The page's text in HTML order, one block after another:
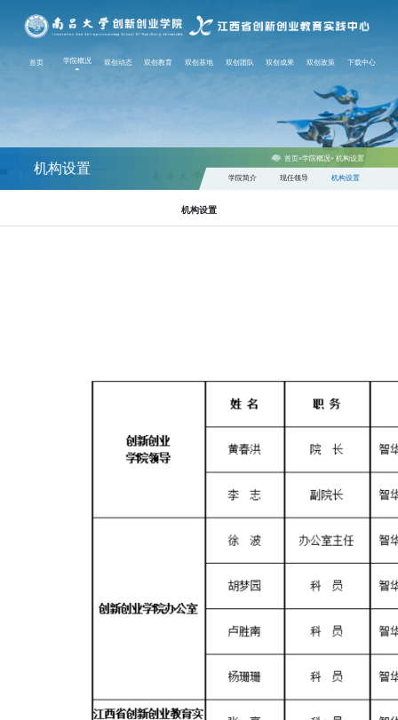
首页(current)学院概况 双创动态 双创教育 双创基地 双创团队 双创成果 双创政策 下载中心
机构设置
首页»学院概况» 机构设置
学院简介 现任领导 机构设置
机构设置